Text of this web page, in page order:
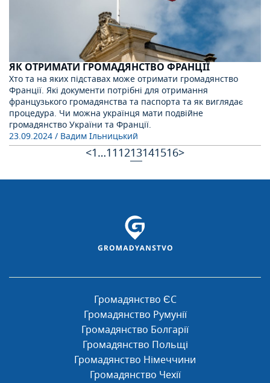
ЯК ОТРИМАТИ ГРОМАДЯНСТВО ФРАНЦІЇ
Хто та на яких підставах може отримати громадянство
Франції. Які документи потрібні для отримання
французького громадянства та паспорта та як виглядає
процедура. Чи можна українця мати подвійне
громадянство України та Франції.
23.09.2024/ Вадим Ільницький
<1…111213141516>
Громадянство ЄС
Громадянство Румунії
Громадянство Болгарії
Громадянство Польщі
Громадянство Німеччини
Громадянство Чехії